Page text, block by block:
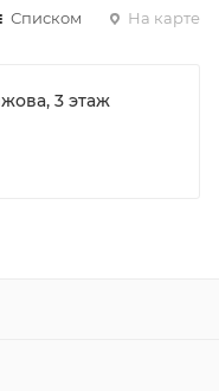
Списком На карте
3 этаж